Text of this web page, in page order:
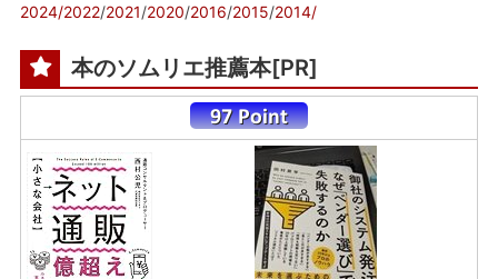
2024/2022/2021/2020/2016/2015/2014/
本のソムリエ推薦本[PR]